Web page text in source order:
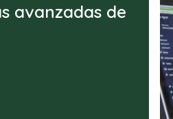
avanzadas de